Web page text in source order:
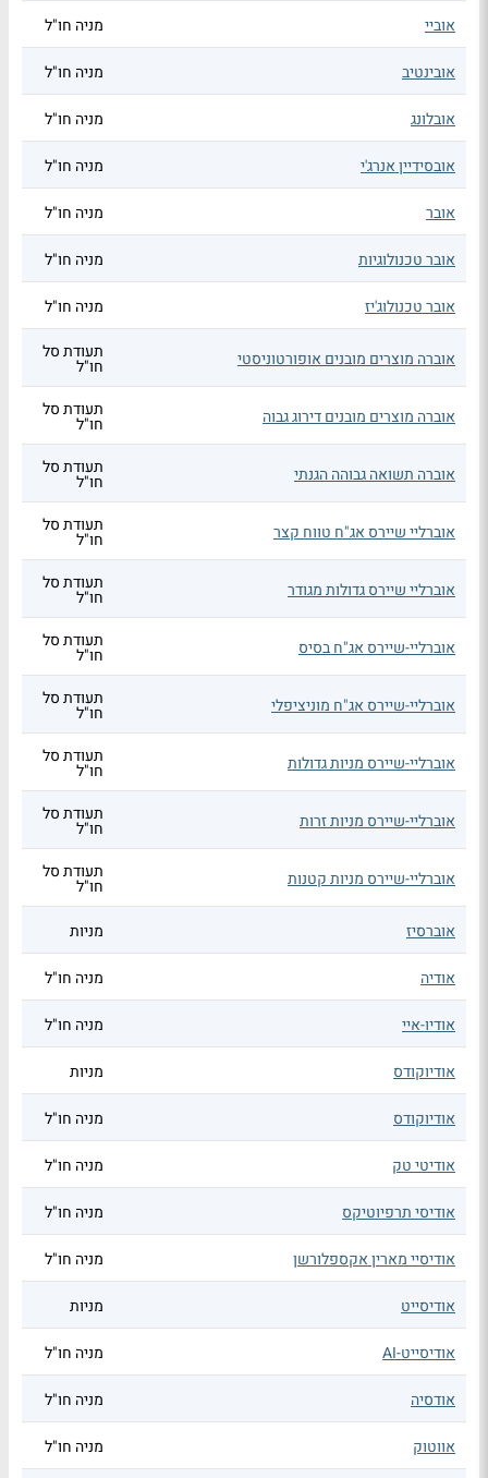
אוביי מניה חו"ל
אובינטיב מניה חו"ל
אובלונג מניה חו"ל
אובסידיין אנרג'י מניה חו"ל
אובר מניה חו"ל
אובר טכנולוגיות מניה חו"ל
אובר טכנולוג'יז מניה חו"ל
אוברה מוצרים מובנים אופורטוניסטי תעודת סל
חו"ל
אוברה מוצרים מובנים דירוג גבוה תעודת סל
חו"ל
אוברה תשואה גבוהה הגנתי תעודת סל
חו"ל
אוברליי שיירס אג"ח טווח קצר תעודת סל
חו"ל
אוברליי שיירס גדולות מגודר תעודת סל
חו"ל
אוברליי-שיירס אג"ח בסיס תעודת סל
חו"ל
אוברליי-שיירס אג"ח מוניציפלי תעודת סל
חו"ל
אוברליי-שיירס מניות גדולות תעודת סל
חו"ל
אוברליי-שיירס מניות זרות תעודת סל
חו"ל
אוברליי-שיירס מניות קטנות תעודת סל
חו"ל
אוברסיז
מניות
אודיה מניה חו"ל
אודיו-איי מניה חו"ל
אודיוקודס מניות
אודיוקודס מניה חו"ל
אודיטי טק מניה חו"ל
אודיסי תרפיוטיקס מניה חו"ל
אודיסיי מארין אקספלורשן מניה חו"ל
אודיסייט מניות
אודיסייט-AI מניה חו"ל
אודסיה מניה חו"ל
אווטוק מניה חו"ל